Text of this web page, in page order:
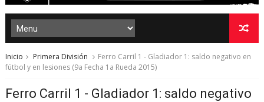
Inicio Primera División
Ferro Carril 1 - Gladiador 1: saldo negativo en
fútbol y en lesiones (9a Fecha 1a Rueda 2015)
Ferro Carril 1 - Gladiador 1: saldo negativo